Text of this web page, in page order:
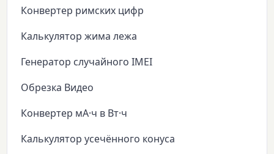
Конвертер римских цифр
Калькулятор жима лежа
Генератор случайного IMEI
Обрезка Видео
Конвертер мА·ч в Вт·ч
Калькулятор усечённого конуса